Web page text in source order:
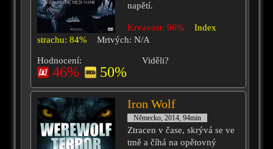
napětí.
Krvavost: 96%
Index
strachu: 84%
Mrtvých: N/A
Hodnocení:
46% 50%
Viděli?
Iron Wolf
Německo, 2014, 94min
Ztracen v čase, skrývá se ve
tmě a číhá na opětovný